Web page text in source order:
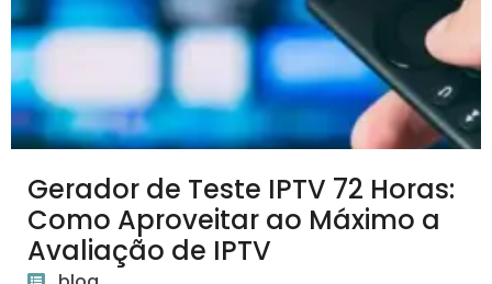
Gerador de Teste IPTV 72 Horas:
Como Aproveitar ao Máximo a
Avaliação de IPTV